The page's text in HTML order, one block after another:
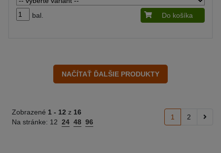
bal. Do košíka
Zobrazené 1 - 12 z 16
Na stránke: 12 24 48 96
1 2